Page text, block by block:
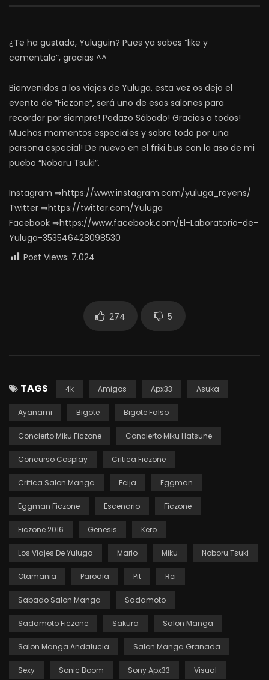
¿Te ha gustado, Yuluguin? Pues ya sabes “like y
comentalo”, gracias ^^
Bienvenidos a los viajes de Yuluga, esta vez os dejo el
evento de “Ficzone”, será uno de esos salones para
recordar por siempre! Pedazo Sábado! Gracias a todos!
Muchos momentos especiales y sobre todo por una
persona especial! De nuevo en el friki bus con la aso de mi
puebo “Noboru Tsuki”.
Instagram ⇒https://www.instagram.com/yuluga_reyens/
Twitter ⇒https://twitter.com/Yuluga
Facebook ⇒https://www.facebook.com/El-Laboratorio-de-
Yuluga-353546428098530
Post Views: 7.024
274 5
TAGS 4k Amigos Apx33 Asuka
Ayanami Bigote Bigote Falso
Concierto Miku Ficzone Concierto Miku Hatsune
Concurso Cosplay Critica Ficzone
Critica Salon Manga Ecija Eggman
Eggman Ficzone Escenario Ficzone
Ficzone 2016 Genesis Kero
Los Viajes De Yuluga Mario Miku Noboru Tsuki
Otamania Parodia Pit Rei
Sabado Salon Manga Sadamoto
Sadamoto Ficzone Sakura Salon Manga
Salon Manga Andalucia Salon Manga Granada
Sexy Sonic Boom Sony Apx33 Visual